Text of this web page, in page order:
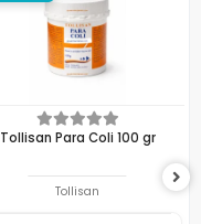
Tollisan Para Coli 100 gr
Tollisan